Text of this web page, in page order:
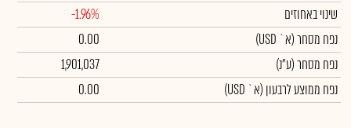
שינוי באחוזים
-1.96%
נפח מסחר(א` USD)
0.00
נפח מסחר(ע"נ)
1,901,037
נפח ממוצע לרבעון (א` USD)
0.00